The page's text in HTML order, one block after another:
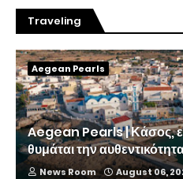
Traveling
Aegean Pearls
Aegean Pearls | Κάσος,
θυμάται την
News Room August 06,